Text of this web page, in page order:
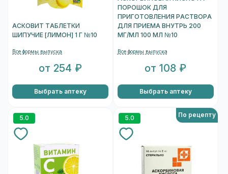
АСКОВИТ ТАБЛЕТКИ
ШИПУЧИЕ [ЛИМОН] 1 Г №10
Все формы выпуска
от 254 ₽
Выбрать аптеку
ПОРОШОК ДЛЯ
ПРИГОТОВЛЕНИЯ РАСТВОРА
ДЛЯ ПРИЕМА ВНУТРЬ 200
МГ/МЛ 100 МЛ №10
Все формы выпуска
от 108 ₽
Выбрать аптеку
5.0 5.0 По рецепту